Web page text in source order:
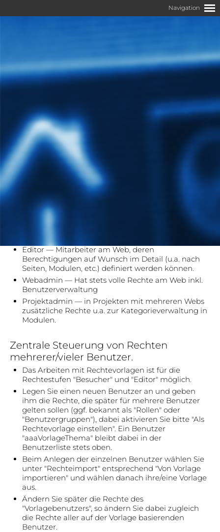
Benutzer verwalten.
Rechteverwaltung" können Sie für verschiedene
Nutzer eigene Logindaten erzeugen und die Rechte
dieser Nutzer genau festlegen.
So verwalten Sie Ihre <metatag>
cmsUser.
Wechseln Sie im <metatag>
cmsController zur
Ansichtadmin
Mit
öffnen Sie ein neues Fenster mit der
Benutzerverwaltung, dort können Sie bestehende
Benutzer verwalten oder neue anlegen.
Rechtestufen in <metatag>
Editor — Mitarbeiter am Web, deren
Berechtigungen auf Wunsch im Detail (u.a. nach
Seiten, Modulen, etc.) definiert werden können.
Webadmin — Hat stets volle Rechte am Web inkl.
Benutzerverwaltung
Projektadmin — in Projekten mit mehreren Webs
zusätzliche Rechte u.a. zur Kategorieverwaltung in
Modulen.
Zentrale Steuerung von Rechten
mehrerer/vieler Benutzer.
Das Arbeiten mit Rechtevorlagen ist für die
Rechtestufen "Besucher" und "Editor" möglich.
Legen Sie einen neuen Benutzer an und geben
ihm die Rechte, die später für mehrere Benutzer
gelten sollen (ggf. bekannt als "Rollen" oder
"Benutzergruppen"), dabei aktivieren Sie bitte "Als
Rechtevorlage einstellen". Ein Benutzer
"aaaVorlageThema" bleibt dabei in der
Benutzerliste stets oben.
Beim Anlegen der einzelnen Benutzer wählen Sie
unter "Rechteimport" entsprechend "Von Vorlage
importieren" und wählen danach ihre/eine Vorlage
aus.
Ändern Sie später die Rechte des
"Vorlagebenutzers", so ändern Sie dabei zugleich
die Rechte aller auf der Vorlage basierenden
Benutzer.